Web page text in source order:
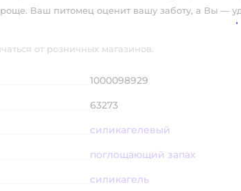
Ваш питомец оценит вашу заботу, а Вы —
от розничных магазинов.
1000098929
63273
силикагелевый
поглощающий запах
силикагель